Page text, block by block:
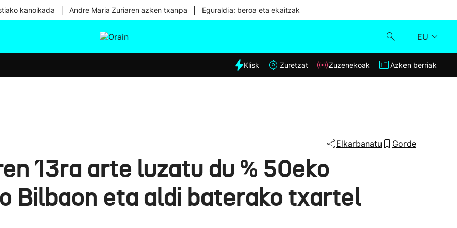
kanoikada Andre Maria Zuriaren azken txanpa Eguraldia: beroa eta ekaitzak
EU
Eguraldia
Klisk
Klisk Zuretzat Zuzenekoak Azken berriak
Elkarbanatu Gorde
13ra arte luzatu du % 50eko
Bilbaon eta aldi baterako txartel